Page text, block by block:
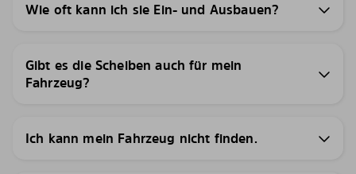
Wie oft kann ich sie Ein- und Ausbauen?
Gibt es die Scheiben auch für mein
Fahrzeug?
Ich kann mein Fahrzeug nicht finden.